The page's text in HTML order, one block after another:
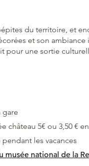
du territoire, et
et son
pour une sortie
gare
château 5€ ou 3,50 €
les vacances
musée national de la